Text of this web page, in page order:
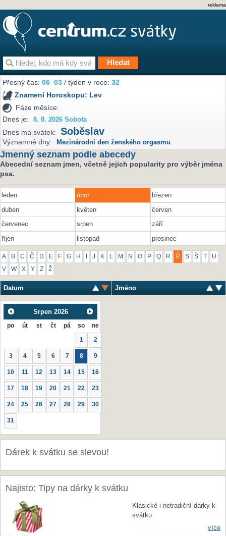
reklama
Přesný čas:06 03 / týden v roce:32
Znamení Horoskopu: Lev
Fáze měsíce:
Dnes je:
8. 8. 2026 Sobota
Dnes má svátek: Soběslav
Významné dny: Mezinárodní den ženského orgasmu
Jmenný seznam podle abecedy
Abecední seznam jmen, včetně jejich popularity pro výběr jména
psa.
leden únor
březen
duben
květen
červen
červenec
srpen
září
říjen
listopad prosinec
A B C Č D E F G H J K L M N O P Q R Ř S Š U
V W X Y Z Ž
Datum Jméno
Srpen 2026
po út st čt pá so ne
1 2
3 4 5 6 7 8 9
10 11 12 13 14 15 16
17 18 19 20 21 22 23
24 25 26 27 28 29 30
31
Dárek k svátku se slevou!
Najisto: Tipy na dárky k svátku
Klasické i netradiční dárky k
svátku
více